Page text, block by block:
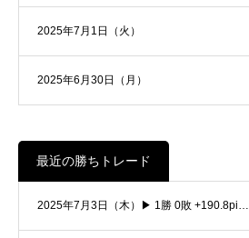
2025年7月1日（火）
2025年6月30日（月）
最近の勝ちトレード
2025年7月3日（木）▶ 1勝 0敗 +190.8pi…